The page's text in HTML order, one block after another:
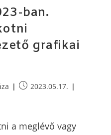
ban.
grafikai
2023.05.17.
a meglévő vagy